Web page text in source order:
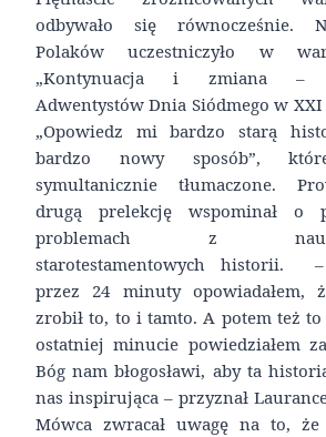
odbywało się równocześnie.
Polaków uczestniczyło w
„Kontynuacja i zmiana –
Adwentystów Dnia Siódmego w XXI
„Opowiedz mi bardzo starą
bardzo nowy sposób”,
symultanicznie tłumaczone.
drugą prelekcję wspominał o
problemach z
starotestamentowych historii.
przez 24 minuty opowiadałem,
zrobił to, to i tamto. A potem też
ostatniej minucie powiedziałem
Bóg nam błogosławi, aby ta
nas inspirująca – przyznał
Mówca zwracał uwagę na to, że